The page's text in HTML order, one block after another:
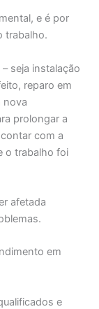
e é por
trabalho.
seja instalação
reparo em
nova
prolongar a
com a
o trabalho foi
afetada
em
e